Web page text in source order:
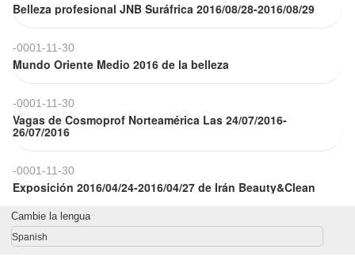
Belleza profesional JNB Suráfrica 2016/08/28-2016/08/29
-0001-11-30
Mundo Oriente Medio 2016 de la belleza
-0001-11-30
Vagas de Cosmoprof Norteamérica Las 24/07/2016-
26/07/2016
-0001-11-30
Exposición 2016/04/24-2016/04/27 de Irán Beauty&Clean
Cambie la lengua
Spanish